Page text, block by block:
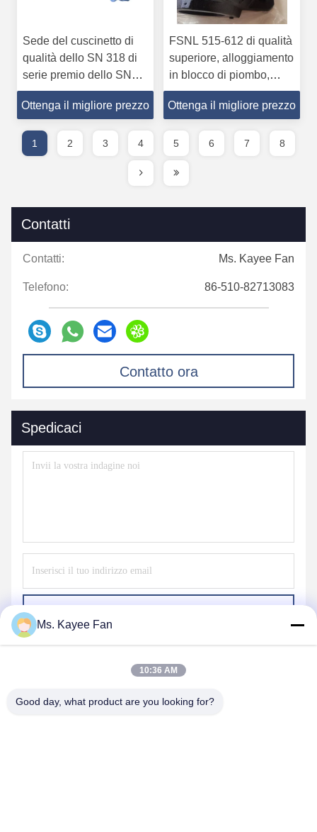
Sede del cuscinetto di
qualità dello SN 318 di
serie premio dello SN
per il dispositivo
trasportatore del frantoio
Ottenga il migliore prezzo
FSNL 515-612 di qualità
superiore, alloggiamento
in blocco di piombo,
bassa frizione e lunga
durata
Ottenga il migliore prezzo
1 2 3 4 5 6 7 8
Contatti
Contatti: Ms. Kayee Fan
Telefono: 86-510-82713083
Contatto ora
Spedicaci
Ms. Kayee Fan
10:36 AM
Good day, what product are you looking for?